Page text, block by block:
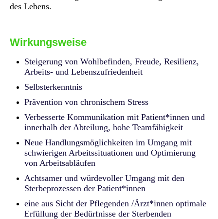
des Lebens.
Wirkungsweise
Steigerung von Wohlbefinden, Freude, Resilienz,
Arbeits- und Lebenszufriedenheit
Selbsterkenntnis
Prävention von chronischem Stress
Verbesserte Kommunikation mit Patient*innen und
innerhalb der Abteilung, hohe Teamfähigkeit
Neue Handlungsmöglichkeiten im Umgang mit
schwierigen Arbeitssituationen und Optimierung
von Arbeitsabläufen
Achtsamer und würdevoller Umgang mit den
Sterbeprozessen der Patient*innen
eine aus Sicht der Pflegenden /Ärzt*innen optimale
Erfüllung der Bedürfnisse der Sterbenden